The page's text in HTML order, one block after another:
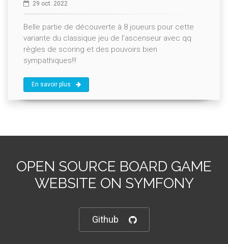
29 oct. 2022
Belle partie de découverte à 8 joueurs pour cette
variante du classique jeu de l'ascenseur avec qq
règles de scoring et des pouvoirs bien
sympathiques!!!
En savoir plus
OPEN SOURCE BOARD GAME
WEBSITE ON SYMFONY
Github